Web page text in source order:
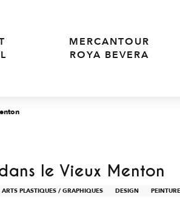
MERCANTOUR
ROYA BEVERA
le Vieux Menton
ARTS PLASTIQUES / GRAPHIQUES DESIGN PEINTURE